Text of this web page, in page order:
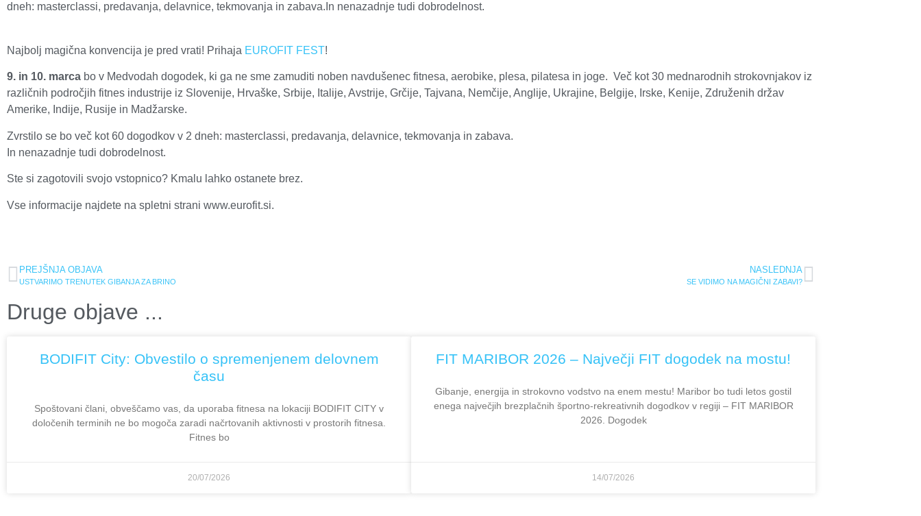
dneh: masterclassi, predavanja, delavnice, tekmovanja in zabava.In nenazadnje tudi dobrodelnost.
Najbolj magična konvencija je pred vrati! Prihaja EUROFIT FEST!
9. in 10. marca bo v Medvodah dogodek, ki ga ne sme zamuditi noben navdušenec fitnesa, aerobike, plesa, pilatesa in joge. Več kot 30 mednarodnih strokovnjakov iz
različnih področjih fitnes industrije iz Slovenije, Hrvaške, Srbije, Italije, Avstrije, Grčije, Tajvana, Nemčije, Anglije, Ukrajine, Belgije, Irske, Kenije, Združenih držav
Amerike, Indije, Rusije in Madžarske.
Zvrstilo se bo več kot 60 dogodkov v 2 dneh: masterclassi, predavanja, delavnice, tekmovanja in zabava.
In nenazadnje tudi dobrodelnost.
Ste si zagotovili svojo vstopnico? Kmalu lahko ostanete brez.
Vse informacije najdete na spletni strani www.eurofit.si.
PREJŠNJA OBJAVA
USTVARIMO TRENUTEK GIBANJA ZA BRINO
NASLEDNJA
SE VIDIMO NA MAGIČNI ZABAVI?
Druge objave ...
BODIFIT City: Obvestilo o spremenjenem delovnem
času
Spoštovani člani, obveščamo vas, da uporaba fitnesa na lokaciji BODIFIT CITY v
določenih terminih ne bo mogoča zaradi načrtovanih aktivnosti v prostorih fitnesa.
Fitnes bo
20/07/2026
FIT MARIBOR 2026 – Največji FIT dogodek na mostu!
Gibanje, energija in strokovno vodstvo na enem mestu! Maribor bo tudi letos gostil
enega največjih brezplačnih športno-rekreativnih dogodkov v regiji – FIT MARIBOR
2026. Dogodek
14/07/2026